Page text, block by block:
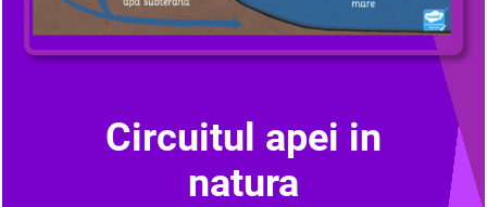
Circuitul apei in
natura